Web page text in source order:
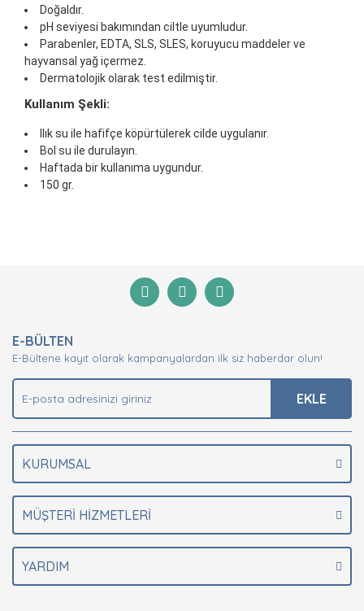
Doğaldır.
pH seviyesi bakımından ciltle uyumludur.
Parabenler, EDTA, SLS, SLES, koruyucu maddeler ve
hayvansal yağ içermez.
Dermatolojik olarak test edilmiştir.
Kullanım Şekli:
Ilık su ile hafifçe köpürtülerek cilde uygulanır.
Bol su ile durulayın.
Haftada bir kullanıma uygundur.
150 gr.
Yorum Yaz
Görüş ve önerileriniz için teşekkür ederiz.
Ürün açıklamasında eksik bilgiler bulunuyor.
Ürün bilgilerinde hatalar bulunuyor.
E-BÜLTEN
E-Bültene kayıt olarak kampanyalardan ilk siz haberdar olun!
EKLE
KURUMSAL
MÜŞTERİ HİZMETLERİ
YARDIM